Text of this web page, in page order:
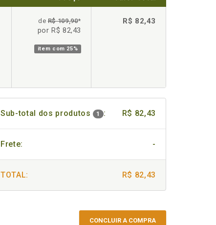
deR$ 109,90*
por R$ 82,43
item com 25%
R$ 82,43
Sub-total dos produtos 1 : R$ 82,43
Frete: -
TOTAL: R$ 82,43
CONCLUIR A COMPRA